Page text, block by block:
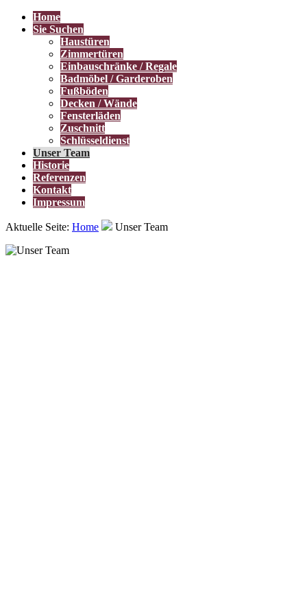
Home
Sie Suchen
Haustüren
Zimmertüren
Einbauschränke / Regale
Badmöbel / Garderoben
Fußböden
Decken / Wände
Fensterläden
Zuschnitt
Schlüsseldienst
Unser Team
Historie
Referenzen
Kontakt
Impressum
Aktuelle Seite: Home Unser Team